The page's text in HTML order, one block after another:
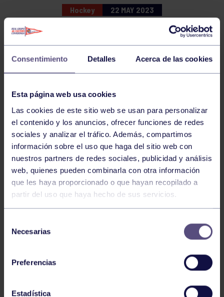
Consentimiento Detalles Acerca de las cookies
Esta página web usa cookies
Las cookies de este sitio web se usan para personalizar
el contenido y los anuncios, ofrecer funciones de redes
sociales y analizar el tráfico. Además, compartimos
información sobre el uso que haga del sitio web con
nuestros partners de redes sociales, publicidad y análisis
web, quienes pueden combinarla con otra información
que les haya proporcionado o que hayan recopilado a
partir del uso que haya hecho de sus servicios.
Necesarias
Preferencias
Estadística
Hockey 22 MAY 2023
NOTICIAS RELACIONADAS
Hockey 28 Jul 2026
ÓSCAR PALOMERO, RUMBO AL
MUNDIAL